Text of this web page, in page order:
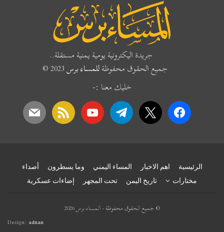
جريدة اليكترونية يومية يمنية مستقلة..
جميع الحقوق محفوظةللمساء برس
خليك معنا :-
facebook
x
telegram
youtube
rss
mail
الرئيسية اهم الاخبار المساء اليمني وما يسطرون
أصداء
مختارات
تاريخ اليمن تحت المجهر إضاءات عسكرية
© جميع الحقوق محفوظة - المساء برس 2026
Design: adnan